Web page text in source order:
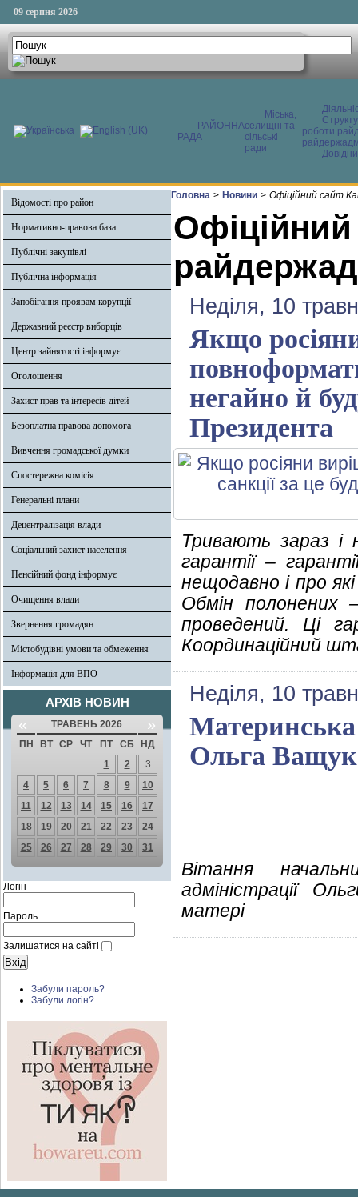
09 серпня 2026
РАЙОННА
РАДА
Міська,
селищні та
сільські
ради
роботи
Відомості про район
Нормативно-правова база
Публічні закупівлі
Публічна інформація
Запобігання проявам корупції
Державний реєстр виборців
Центр зайнятості інформує
Оголошення
Захист прав та інтересів дітей
Безоплатна правова допомога
Вивчення громадської думки
Спостережна комісія
Генеральні плани
Децентралізація влади
Соціальний захист населення
Пенсійний фонд інформує
Очищення влади
Звернення громадян
Містобудівні умови та обмеження
Інформація для ВПО
АРХІВ НОВИН
« ТРАВЕНЬ 2026 »
ПН ВТ СР ЧТ ПТ СБ
НД
1
2
3
4
5 6 7 8 9
10
11
12 13 14 15 16
17
18
19 20 21 22 23
24
25
26 27 28 29 30 31
Логін
Пароль
Залишатися на сайті
Забули пароль?
Забули логін?
Головна > Новини > Офіційний сайт
Неділя, 10
Якщо
негайно й
Президента
Тривають зараз і
гарантії –
нещодавно і про
Обмін
проведений. Ці
Координаційний
Неділя, 10
Материнська
Ольга Ващук
Вітання
адміністрації
матері